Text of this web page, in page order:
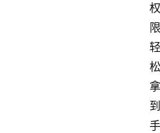
权
限
轻
松
拿
到
手